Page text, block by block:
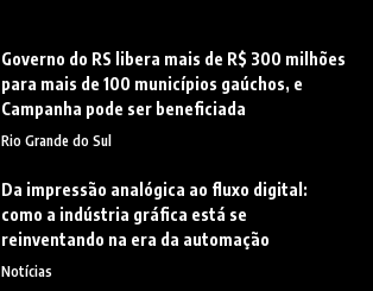
Governo do RS libera mais de R$ 300 milhões
para mais de 100 municípios gaúchos, e
Campanha pode ser beneficiada
Rio Grande do Sul
Da impressão analógica ao fluxo digital:
como a indústria gráfica está se
reinventando na era da automação
Notícias